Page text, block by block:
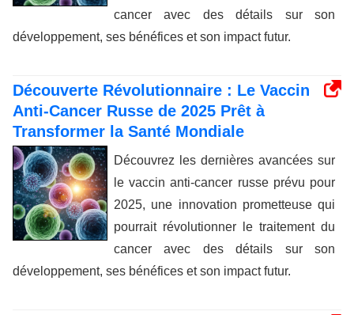
cancer avec des détails sur son
développement, ses bénéfices et son impact futur.
Découverte Révolutionnaire : Le Vaccin
Anti-Cancer Russe de 2025 Prêt à
Transformer la Santé Mondiale
Découvrez les dernières avancées sur
le vaccin anti-cancer russe prévu pour
2025, une innovation prometteuse qui
pourrait révolutionner le traitement du
cancer avec des détails sur son
développement, ses bénéfices et son impact futur.